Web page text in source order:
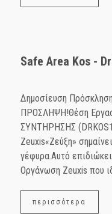
Safe Area Kos -
Δημοσίευση
ΠΡΟΣΛΗΨΗ!Θέση
ΣΥΝΤΗΡΗΣΗΣ
Zeuxis«Ζεύξη»
γέφυρα.Αυτό
Οργάνωση Ζeuxis που
περισσότερα